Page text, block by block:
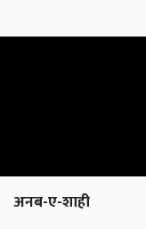
अनब-ए-शाही